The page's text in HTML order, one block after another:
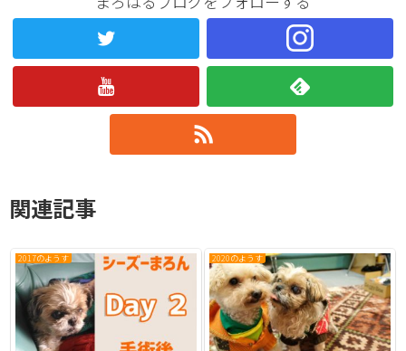
関連記事
2017のようす 2020のようす